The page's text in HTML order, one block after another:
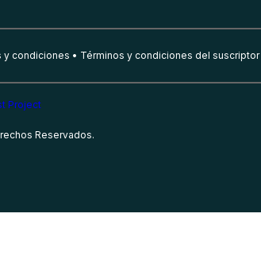
y condiciones Términos y condiciones del suscriptor
Reservados.